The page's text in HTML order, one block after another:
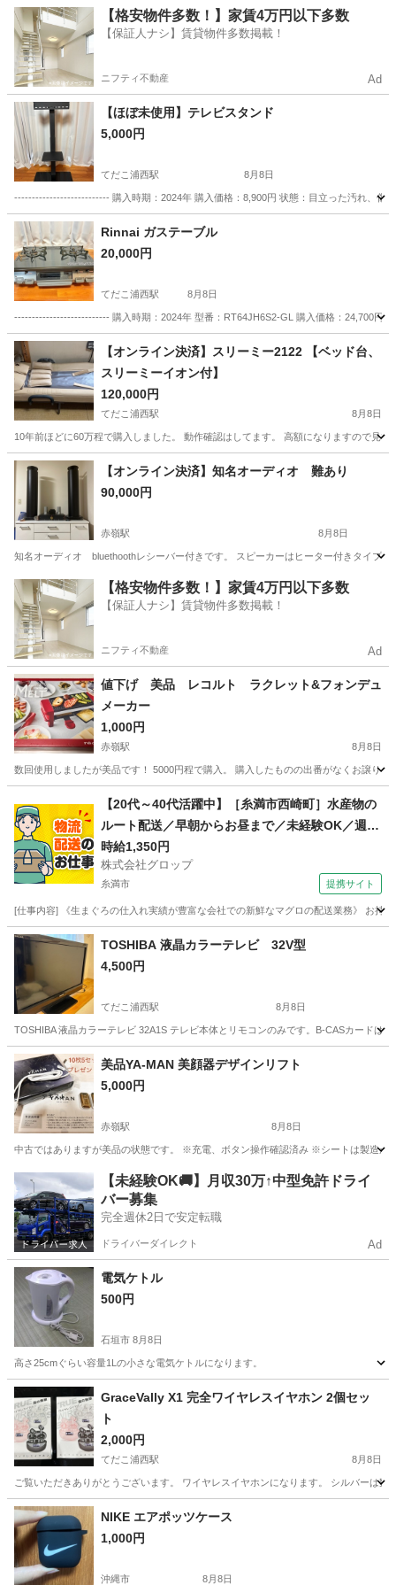
沖縄 沖縄市 てだこ浦西駅 キッチン家電
【格安物件多数！】家賃4万円以下多数
【保証人ナシ】賃貸物件多数掲載！
ニフティ不動産 Ad
【ほぼ未使用】テレビスタンド
5,000円
てだこ浦西駅 8月8日
--------------------------- 購入時期：2024年 購入価格：8,900円 状態：目立った汚れ、傷
沖縄 名護市 てだこ浦西駅 テレビ
Rinnai ガステーブル
20,000円
てだこ浦西駅 8月8日
--------------------------- 購入時期：2024年 型番：RT64JH6S2-GL 購入価格：24,700円
沖縄 名護市 てだこ浦西駅 キッチン家電
【オンライン決済】スリーミー2122 【ベッド台、
スリーミーイオン付】
120,000円
てだこ浦西駅 8月8日
10年前ほどに60万程で購入しました。 動作確認はしてます。 高額になりますので見
沖縄 うるま市 てだこ浦西駅 生活家電
【オンライン決済】知名オーディオ 難あり
90,000円
赤嶺駅 8月8日
知名オーディオ bluethoothレシーバー付きです。 スピーカーはヒーター付きタイプ
沖縄 糸満市 赤嶺駅 オーディオ
【格安物件多数！】家賃4万円以下多数
【保証人ナシ】賃貸物件多数掲載！
ニフティ不動産 Ad
値下げ 美品 レコルト ラクレット&フォンデュ
メーカー
1,000円
赤嶺駅 8月8日
数回使用しましたが美品です！ 5000円程で購入。 購入したものの出番がなくお譲り
赤嶺駅 キッチン家電
【20代～40代活躍中】［糸満市西崎町］水産物の
ルート配送／早朝からお昼まで／未経験OK／週休
2日／時給1,350円＋ガソリン代／正社員登用前提
時給1,350円
株式会社グロップ
糸満市 提携サイト
[仕事内容] 《生まぐろの仕入れ実績が豊富な会社での新鮮なマグロの配送業務》 お持
沖縄 糸満市
TOSHIBA 液晶カラーテレビ 32V型
4,500円
てだこ浦西駅 8月8日
TOSHIBA 液晶カラーテレビ 32A1S テレビ本体とリモコンのみです。B-CASカードは
沖縄 中頭郡 てだこ浦西駅 テレビ
美品YA-MAN 美顔器デザインリフト
5,000円
赤嶺駅 8月8日
中古ではありますが美品の状態です。 ※充電、ボタン操作確認済み ※シートは製造が
豊見城市 赤嶺駅 美容家電
【未経験OK🚚】月収30万↑中型免許ドライ
バー募集
完全週休2日で安定転職
ドライバーダイレクト Ad
電気ケトル
500円
石垣市 8月8日
高さ25cmぐらい容量1Lの小さな電気ケトルになります。
沖縄 石垣市 電気ケトル
GraceVally X1 完全ワイヤレスイヤホン 2個セッ
ト
2,000円
てだこ浦西駅 8月8日
ご覧いただきありがとうございます。 ワイヤレスイヤホンになります。 シルバーは
沖縄 中頭郡 てだこ浦西駅 その他
NIKE エアポッツケース
1,000円
沖縄市 8月8日